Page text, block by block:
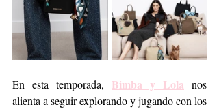
En esta temporada, Bimba y Lola nos
alienta a seguir explorando y jugando con los